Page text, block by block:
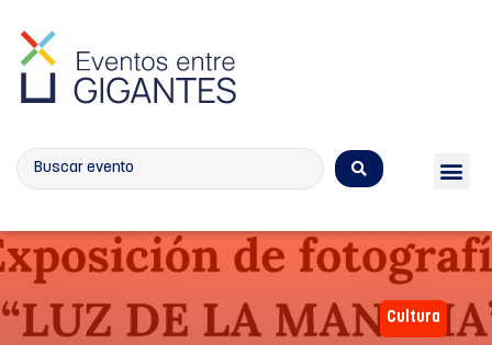
Cultura